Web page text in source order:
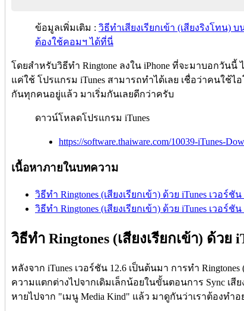
ข้อมูลเพิ่มเติม : วิธีทำเสียงเรียกเข้า (เสียงริงโทน) บ
ต้องใช้คอมฯ ได้ที่นี่
โดยสำหรับวิธีทำ Ringtone ลงใน iPhone ที่จะมาบอกวันนี้
แค่ใช้ โปรแกรม iTunes สามารถทำได้เลย เชื่อว่าคนใช้
กันทุกคนอยู่แล้ว มาเริ่มกันเลยดีกว่าครับ
ดาวน์โหลดโปรแกรม iTunes
https://software.thaiware.com/10039-iTunes-
เนื้อหาภายในบทความ
วิธีทำ Ringtones (เสียงเรียกเข้า) ด้วย iTunes เวอร์ชั
วิธีทำ Ringtones (เสียงเรียกเข้า) ด้วย iTunes เวอร์ชั
วิธีทำ Ringtones (เสียงเรียกเข้า) ด้วย
หลังจาก iTunes เวอร์ชัน 12.6 เป็นต้นมา การทำ
ความแตกต่างไปจากเดิมเล็กน้อยในขั้นตอนการ Sync เสีย
หายไปจาก "เมนู Media Kind" แล้ว มาดูกันว่าเราต้องทำอ